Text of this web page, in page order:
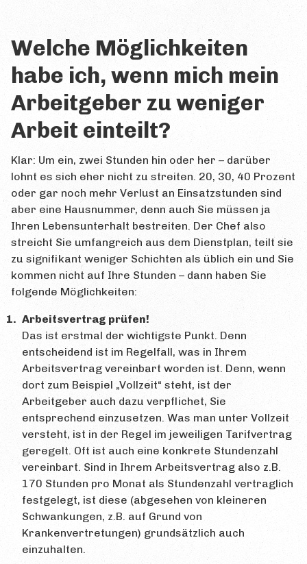
Welche Möglichkeiten
habe ich, wenn mich mein
Arbeitgeber zu weniger
Arbeit einteilt?
Klar: Um ein, zwei Stunden hin oder her – darüber
lohnt es sich eher nicht zu streiten. 20, 30, 40 Prozent
oder gar noch mehr Verlust an Einsatzstunden sind
aber eine Hausnummer, denn auch Sie müssen ja
Ihren Lebensunterhalt bestreiten. Der Chef also
streicht Sie umfangreich aus dem Dienstplan, teilt sie
zu signifikant weniger Schichten als üblich ein und Sie
kommen nicht auf Ihre Stunden – dann haben Sie
folgende Möglichkeiten:
Arbeitsvertrag prüfen!
Das ist erstmal der wichtigste Punkt. Denn
entscheidend ist im Regelfall, was in Ihrem
Arbeitsvertrag vereinbart worden ist. Denn, wenn
dort zum Beispiel „Vollzeit“ steht, ist der
Arbeitgeber auch dazu verpflichet, Sie
entsprechend einzusetzen. Was man unter Vollzeit
versteht, ist in der Regel im jeweiligen Tarifvertrag
geregelt. Oft ist auch eine konkrete Stundenzahl
vereinbart. Sind in Ihrem Arbeitsvertrag also z.B.
170 Stunden pro Monat als Stundenzahl vertraglich
festgelegt, ist diese (abgesehen von kleineren
Schwankungen, z.B. auf Grund von
Krankenvertretungen) grundsätzlich auch
einzuhalten.